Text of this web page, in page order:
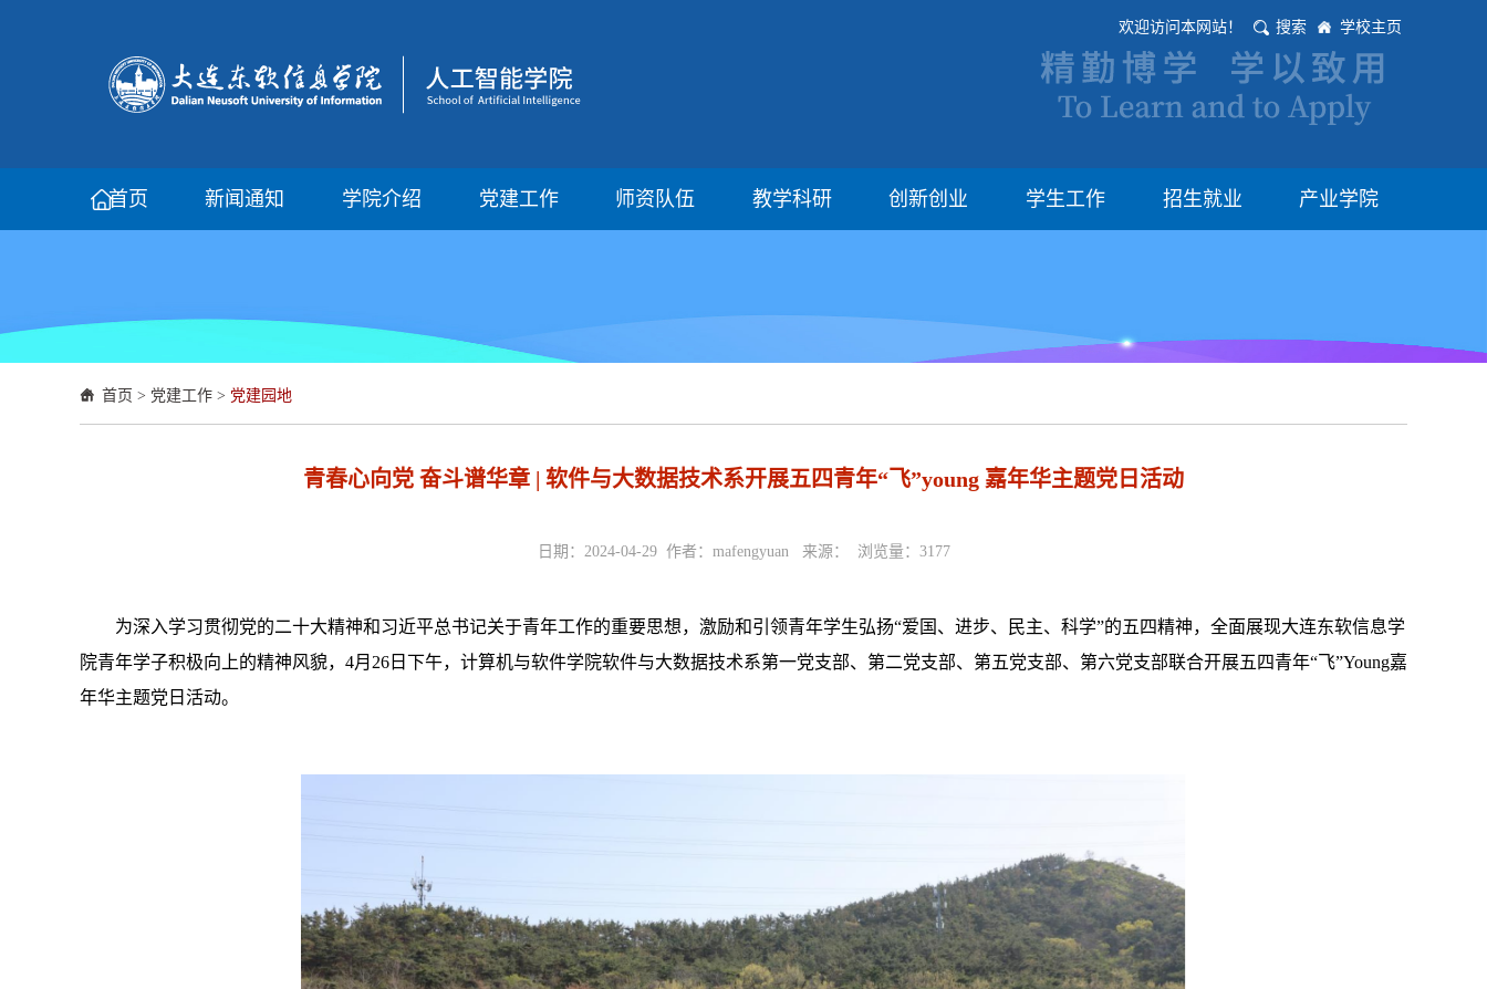
欢迎访问本网站！ 搜索 学校主页
首页 新闻通知 学院介绍 党建工作 师资队伍 教学科研 创新创业 学生工作 招生就业 产业学院
首页 > 党建工作 > 党建园地
青春心向党 奋斗谱华章 | 软件与大数据技术系开展五四青年“飞”young 嘉年华主题党日活动
日期：2024-04-29 作者：mafengyuan 来源： 浏览量： 3177
为深入学习贯彻党的二十大精神和习近平总书记关于青年工作的重要思想，激励和引领青年学生弘扬“爱国、进步、民主、科学”的五四精神，全面展现大连东软信息学
院青年学子积极向上的精神风貌，4月26日下午，计算机与软件学院软件与大数据技术系第一党支部、第二党支部、第五党支部、第六党支部联合开展五四青年“飞”Young嘉
年华主题党日活动。